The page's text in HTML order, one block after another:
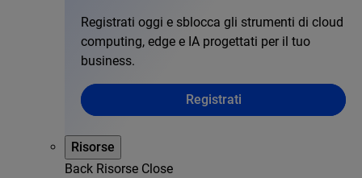
Registrati oggi e sblocca gli strumenti di cloud
computing, edge e IA progettati per il tuo
business.
Registrati
Risorse
Back Risorse Close